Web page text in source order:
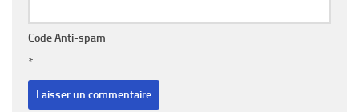
Code Anti-spam
*